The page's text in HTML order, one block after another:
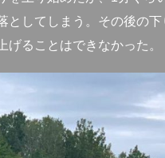
としてしまう。その後の
げることはできなかった。